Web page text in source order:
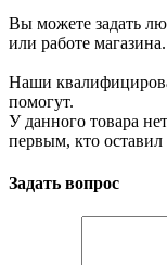
Вы можете задать
или работе магазина.
Наши
помогут.
У данного товара
первым, кто оставил
Задать вопрос